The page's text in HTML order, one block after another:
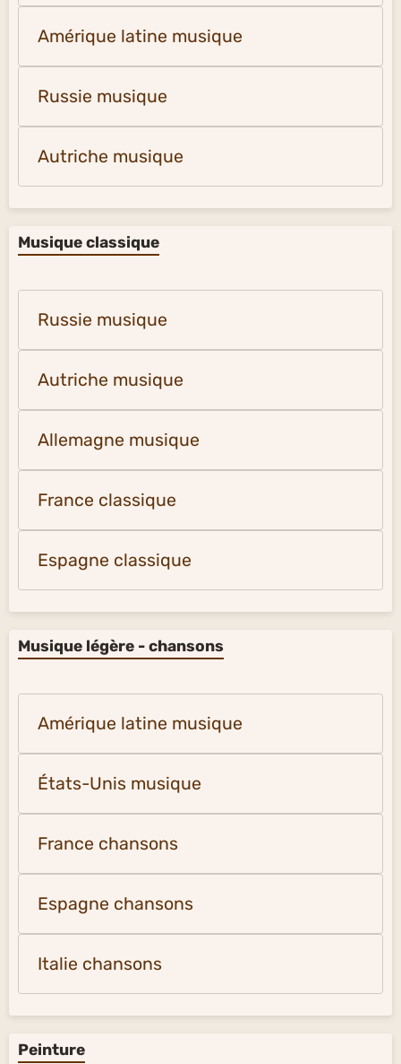
Amérique latine musique
Russie musique
Autriche musique
Musique classique
Russie musique
Autriche musique
Allemagne musique
France classique
Espagne classique
Musique légère - chansons
Amérique latine musique
États-Unis musique
France chansons
Espagne chansons
Italie chansons
Peinture